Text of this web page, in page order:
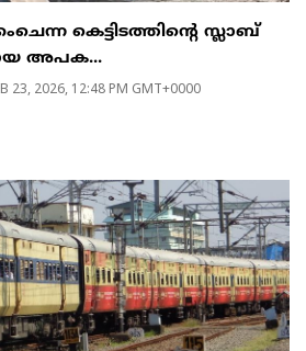
കെട്ടിടത്തിന്റെ സ്ലാബ്
അപക...
23, 2026, 12:48 PM GMT+0000